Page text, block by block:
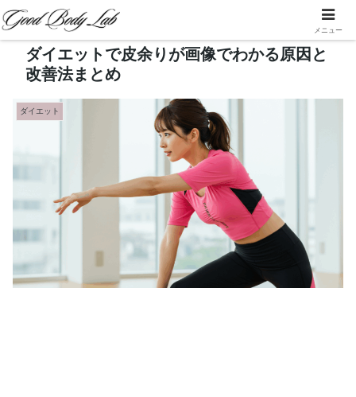
ダイエットで皮余りが画像でわかる原因と
改善法まとめ
ダイエット
メニュー